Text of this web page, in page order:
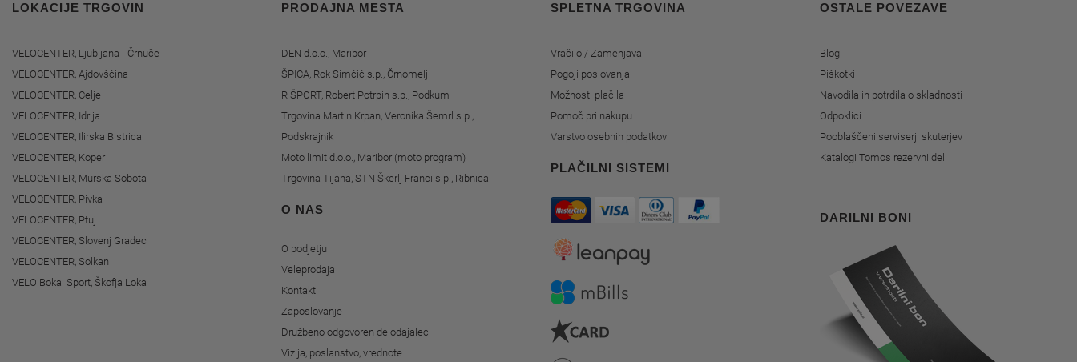
LOKACIJE TRGOVIN
VELOCENTER, Ljubljana - Črnuče
VELOCENTER, Ajdovščina
VELOCENTER, Celje
VELOCENTER, Idrija
VELOCENTER, Ilirska Bistrica
VELOCENTER, Koper
VELOCENTER, Murska Sobota
VELOCENTER, Pivka
VELOCENTER, Ptuj
VELOCENTER, Slovenj Gradec
VELOCENTER, Solkan
VELO Bokal Sport, Škofja Loka
PRODAJNA MESTA
DEN d.o.o., Maribor
ŠPICA, Rok Simčič s.p., Črnomelj
R ŠPORT, Robert Potrpin s.p., Podkum
Trgovina Martin Krpan, Veronika Šemrl s.p.,
Podskrajnik
Moto limit d.o.o., Maribor (moto program)
Trgovina Tijana, STN Škerlj Franci s.p., Ribnica
O NAS
O podjetju
Veleprodaja
Kontakti
Zaposlovanje
Družbeno odgovoren delodajalec
Vizija, poslanstvo, vrednote
SPLETNA TRGOVINA
Vračilo / Zamenjava
Pogoji poslovanja
Možnosti plačila
Pomoč pri nakupu
Varstvo osebnih podatkov
PLAČILNI SISTEMI
OSTALE POVEZAVE
Blog
Piškotki
Navodila in potrdila o skladnosti
Odpoklici
Pooblaščeni serviserji skuterjev
Katalogi Tomos rezervni deli
DARILNI BONI